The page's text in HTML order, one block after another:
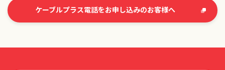
ケーブルプラス電話をお申し込みのお客様へ